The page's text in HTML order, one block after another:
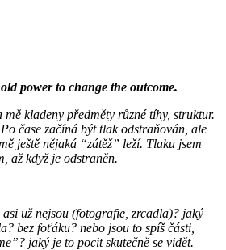
power to change the outcome.
kladeny předměty různé tíhy, struktur.
čase začíná být tlak odstraňován, ale
ještě nějaká “zátěž” leží. Tlaku jsem
až když je odstraněn.
už nejsou (fotografie, zrcadla)? jaký
bez foťáku? nebo jsou to spíš části,
jaký je to pocit skutečně se vidět.